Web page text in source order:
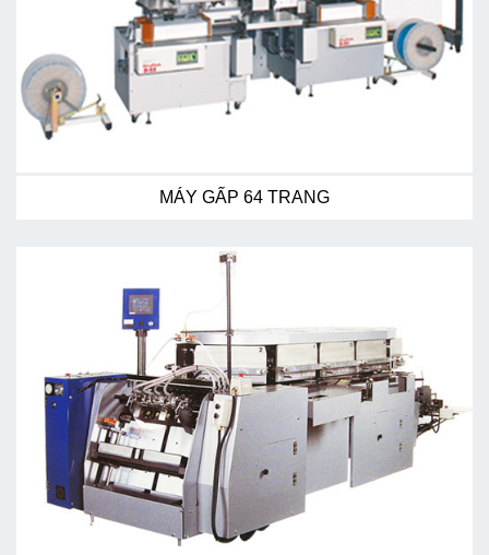
MÁY GẤP 64 TRANG